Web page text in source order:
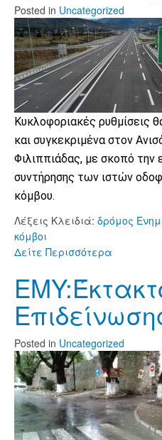
Posted in Uncategorized
Κυκλοφοριακές ρυθμίσεις
και συγκεκριμένα στον
Φιλιππιάδας, με σκοπό την
συντήρησης των ιστών
κόμβου.
Λέξεις Κλειδιά: δρόμος
κόμβοι
Δείτε Περισσότερα
Posted in Uncategorized